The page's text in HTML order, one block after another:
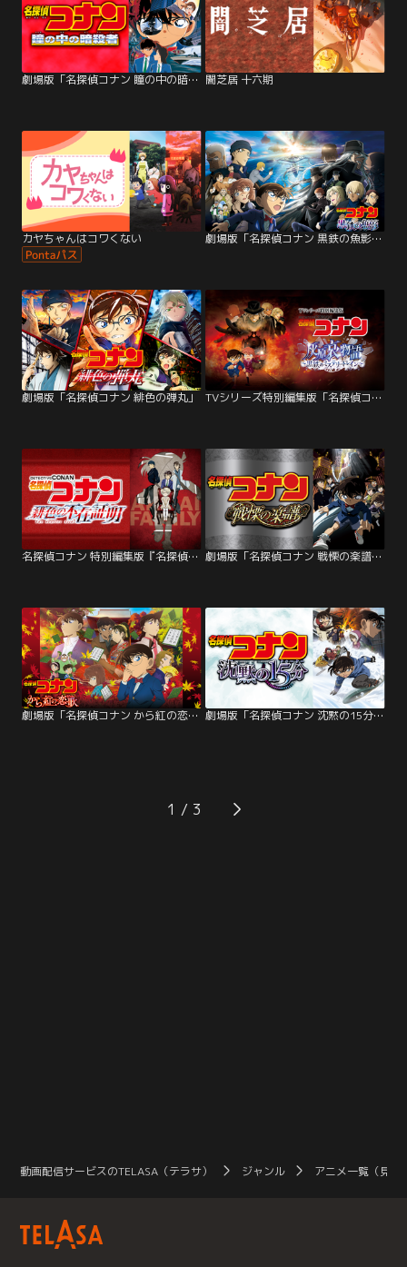
劇場版「名探偵コナン 瞳の中の暗殺者」 闇芝居 十六期
カヤちゃんはコワくない 劇場版「名探偵コナン 黒鉄の魚影（サブマリン）」
劇場版「名探偵コナン 緋色の弾丸」 TVシリーズ特別編集版「名探偵コナン 灰原哀物語～黒鉄のミステリートレイン～」
名探偵コナン 特別編集版『名探偵コナン 緋色の不在証明』 劇場版「名探偵コナン 戦慄の楽譜（フルスコア）」
劇場版「名探偵コナン から紅の恋歌（ラブレター）」 劇場版「名探偵コナン 沈黙の15分（クォーター）」
1
動画配信サービスのTELASA（テラサ） ジャンル アニメ一覧（見放